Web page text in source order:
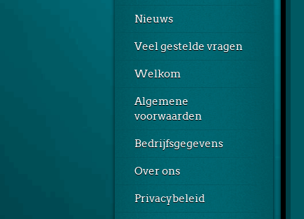
Nieuws
Veel gestelde vragen
Welkom
Algemene
voorwaarden
Bedrijfsgegevens
Over ons
Privacybeleid